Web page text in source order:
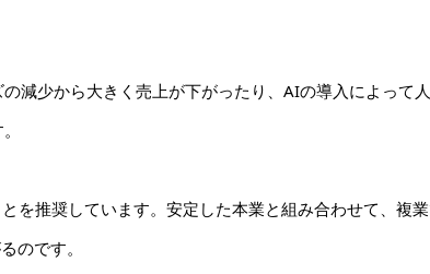
減少から大きく売上が下がったり、AIの導入によって
を推奨しています。安定した本業と組み合わせて、複
のです。